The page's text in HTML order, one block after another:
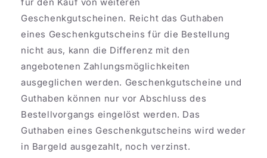
Geschenkgutscheinen. Reicht das Guthaben
eines Geschenkgutscheins für die Bestellung
nicht aus, kann die Differenz mit den
angebotenen Zahlungsmöglichkeiten
ausgeglichen werden. Geschenkgutscheine und
Guthaben können nur vor Abschluss des
Bestellvorgangs eingelöst werden. Das
Guthaben eines Geschenkgutscheins wird weder
in Bargeld ausgezahlt, noch verzinst.